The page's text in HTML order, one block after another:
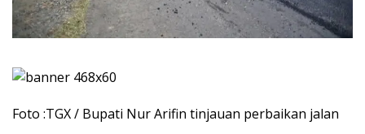
Foto :TGX / Bupati Nur Arifin tinjauan perbaikan jalan